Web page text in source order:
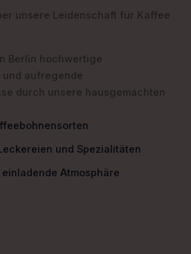
unsere Leidenschaft für Kaffee
Berlin hochwertige
aufregende
durch unsere hausgemachten
und Spezialitäten
Atmosphäre